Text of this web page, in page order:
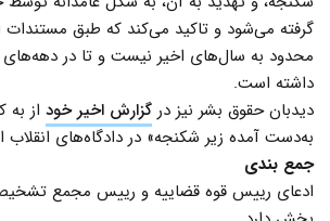
گرفته می‌شود و تاکید می‌کند که طبق مستندات
محدود به سال‌های اخیر نیست و تا در دهه‌های
داشته‌ است.
دیدبان حقوق بشر نیز در گزارش اخیر خود از به
به‌دست آمده زیر شکنجه» در دادگاه‌های انقلاب
جمع بندی
ادعای رییس قوه قضاییه و رییس مجمع